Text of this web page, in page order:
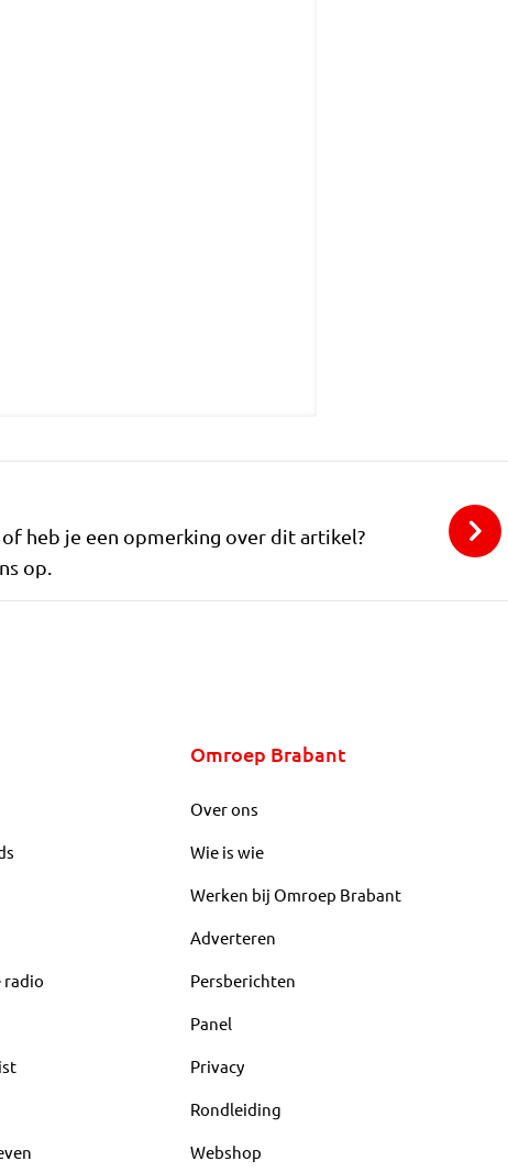
heb je een opmerking over dit artikel?
op.
radio
Omroep Brabant
Over ons
Wie is wie
Werken bij Omroep Brabant
Adverteren
Persberichten
Panel
Privacy
Rondleiding
Webshop